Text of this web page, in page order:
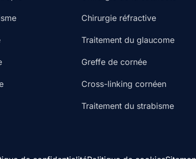
Chirurgie réfractive
Traitement du glaucome
Greffe de cornée
Cross-linking cornéen
Traitement du strabisme